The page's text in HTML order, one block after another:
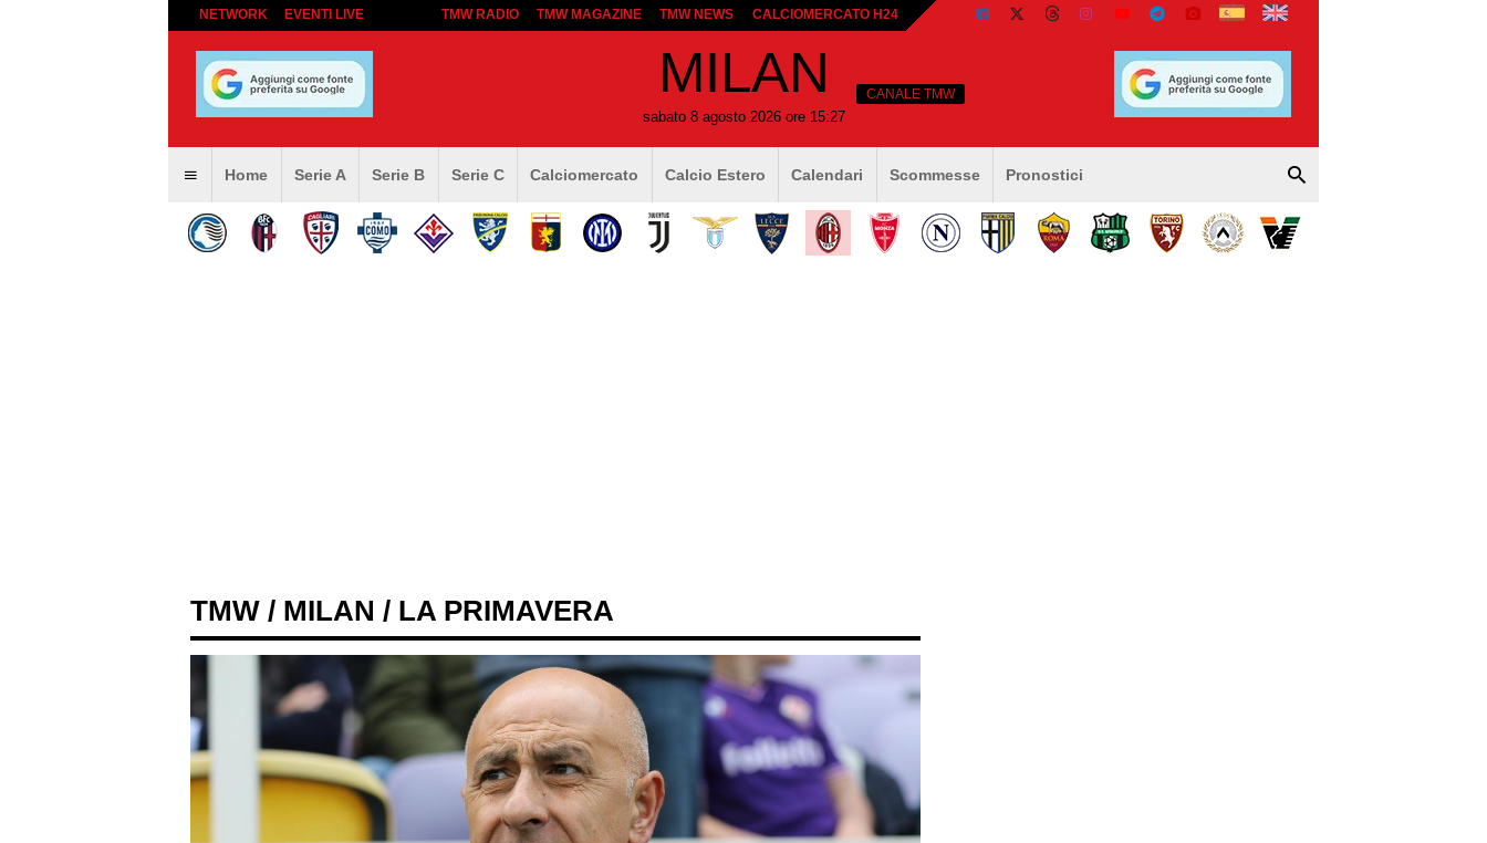
NETWORK EVENTI LIVE TMW RADIO TMW MAGAZINE TMW NEWS CALCIOMERCATO H24
MILAN
sabato 8 agosto 2026 ore 15:27
CANALE TMW
Home Serie A Serie B Serie C Calciomercato Calcio Estero Calendari Scommesse Pronostici
TMW / MILAN / LA PRIMAVERA